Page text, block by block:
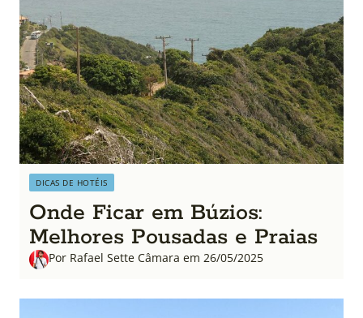
i
s
a
r
p
o
r
:
DICAS DE HOTÉIS
Onde Ficar em Búzios:
Melhores Pousadas e Praias
Por Rafael Sette Câmara em 26/05/2025